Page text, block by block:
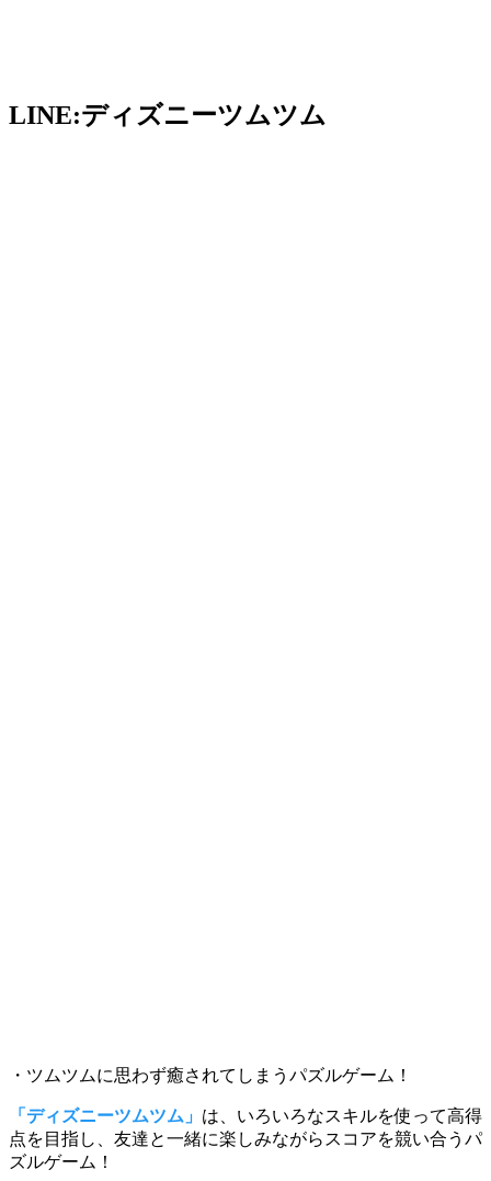
LINE:ディズニーツムツム
・ツムツムに思わず癒されてしまうパズルゲーム！
「ディズニーツムツム」 は、いろいろなスキルを使って高得
点を目指し、友達と一緒に楽しみながらスコアを競い合うパ
ズルゲーム！